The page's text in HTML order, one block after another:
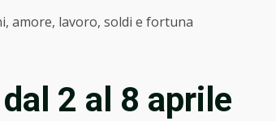
amore, lavoro, soldi e fortuna
2 al 8 aprile